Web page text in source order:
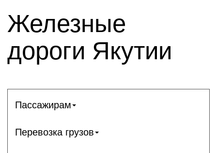
Железные
дороги Якутии
Пассажирам
Перевозка грузов